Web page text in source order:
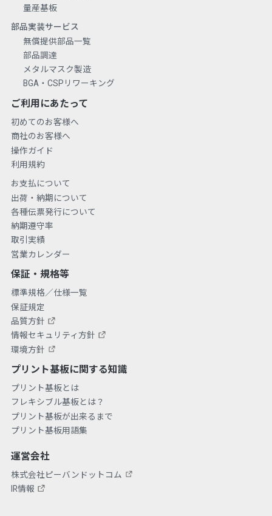
量産基板
部品実装サービス
無償提供部品一覧
部品調達
メタルマスク製造
BGA・CSPリワーキング
ご利用にあたって
初めてのお客様へ
商社のお客様へ
操作ガイド
利用規約
お支払について
出荷・納期について
各種伝票発行について
納期遵守率
取引実績
営業カレンダー
保証・規格等
標準規格／仕様一覧
保証規定
品質方針
情報セキュリティ方針
環境方針
プリント基板に関する知識
プリント基板とは
フレキシブル基板とは？
プリント基板が出来るまで
プリント基板用語集
運営会社
株式会社ピーバンドットコム
IR情報